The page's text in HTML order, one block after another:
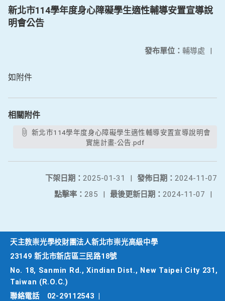
新北市114學年度身心障礙學生適性輔導安置宣導說
明會公告
發布單位： 輔導處 |
如附件
相關附件
實施計畫-公告.pdf
發佈日期： 2024-11-07
下架日期： 2025-01-31
|
最後更新日期： 2024-11-07 |
點擊率： 285 |
天主教崇光學校財團法人新北市崇光高級中學
23149 新北市新店區三民路18號
No. 18, Sanmin Rd., Xindian Dist., New Taipei City 231,
Taiwan (R.O.C.)
聯絡電話
02-29112543